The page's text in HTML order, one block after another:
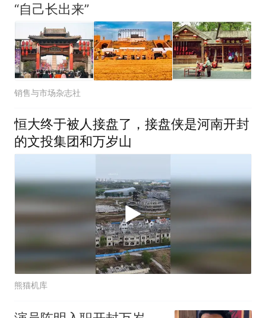
“自己长出来”
销售与市场杂志社
恒大终于被人接盘了，接盘侠是河南开封
的文投集团和万岁山
熊猫机库